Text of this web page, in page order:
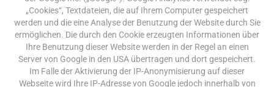
„Cookies“, Textdateien, die auf Ihrem Computer gespeichert
werden und die eine Analyse der Benutzung der Website durch Sie
ermöglichen. Die durch den Cookie erzeugten Informationen über
Ihre Benutzung dieser Website werden in der Regel an einen
Server von Google in den USA übertragen und dort gespeichert.
Im Falle der Aktivierung der IP-Anonymisierung auf dieser
Webseite wird Ihre IP-Adresse von Google jedoch innerhalb von